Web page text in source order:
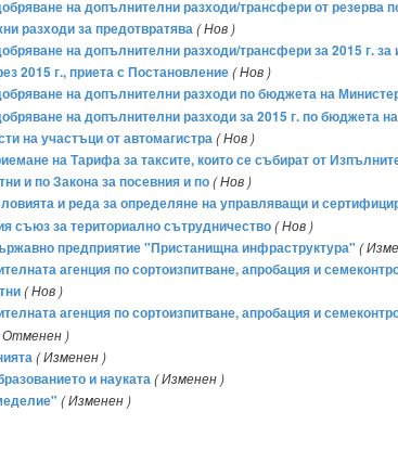
на допълнителни разходи/трансфери от резерва
разходи за предотвратява( Нов )
на допълнителни разходи/трансфери за 2015 г.
2015 г., приета с Постановление( Нов )
на допълнителни разходи по бюджета на
на допълнителни разходи за 2015 г. по бюджета
на участъци от автомагистра( Нов )
на Тарифа за таксите, които се събират от
и по Закона за посевния и по( Нов )
и реда за определяне на управляващи и
съюз за териториално сътрудничество( Нов )
предприятие "Пристанищна инфраструктура" (
агенция по сортоизпитване, апробация и
( Нов )
агенция по сортоизпитване, апробация и
Отменен )
( Изменен )
и науката( Изменен )
( Изменен )